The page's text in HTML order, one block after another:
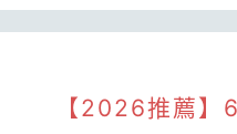
【2026推薦】